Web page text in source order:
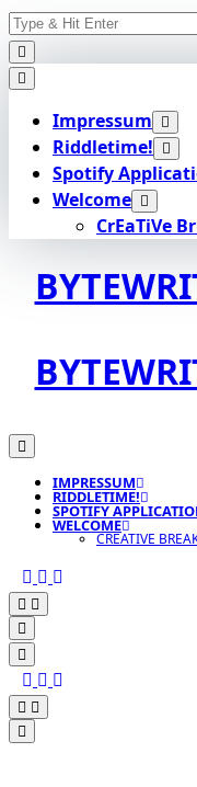
Skip
to
content
Search
for:
Impressum
Riddletime!
Spotify
Welcome
CrEaTiVe
IMPRESSUM
RIDDLETIME!
SPOTIFY
WELCOME
CREATIVE